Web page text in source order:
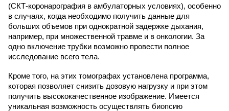
(СКТ-коронарография в амбулаторных условиях), особенно
в случаях, когда необходимо получить данные для
больших объемов при однократной задержке дыхания,
например, при множественной травме и в онкологии. За
одно включение трубки возможно провести полное
исследование всего тела.
Кроме того, на этих томографах установлена программа,
которая позволяет снизить дозовую нагрузку и при этом
получить высококачественное изображение. Имеется
уникальная возможность осуществлять биопсию